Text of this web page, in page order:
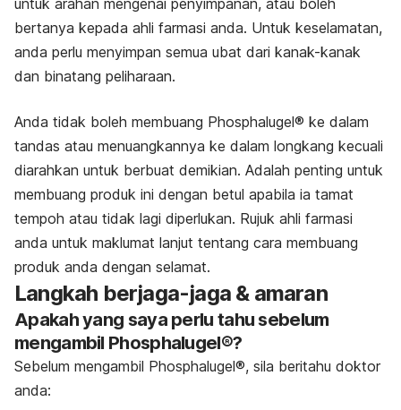
bertanya kepada ahli farmasi anda. Untuk keselamatan,
anda perlu menyimpan semua ubat dari kanak-kanak
dan binatang peliharaan.
Anda tidak boleh membuang Phosphalugel® ke dalam
tandas atau menuangkannya ke dalam longkang kecuali
diarahkan untuk berbuat demikian. Adalah penting untuk
membuang produk ini dengan betul apabila ia tamat
tempoh atau tidak lagi diperlukan. Rujuk ahli farmasi
anda untuk maklumat lanjut tentang cara membuang
produk anda dengan selamat.
Langkah berjaga-jaga & amaran
Apakah yang saya perlu tahu sebelum
mengambil Phosphalugel®?
Sebelum mengambil Phosphalugel®, sila beritahu doktor
anda: